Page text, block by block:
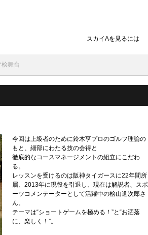
スカイAを見るには
舞台
今回は上級者のために鈴木亨プロのゴルフ理論の
もと、細部にわたる技の会得と
徹底的なコースマネージメントの組立にこだわ
る。
レッスンを受けるのは阪神タイガースに22年間所
属、2013年に現役を引退し、現在は解説者、スポ
ーツコメンテーターとして活躍中の桧山進次郎さ
ん。
テーマは“ショートゲームを極める！”と“お洒落
に、楽しく！”。